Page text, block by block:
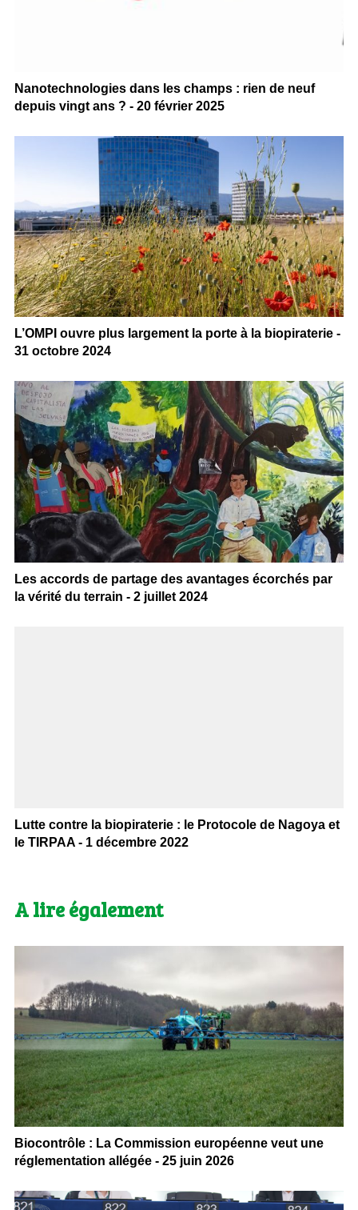
Nanotechnologies dans les champs : rien de neuf
depuis vingt ans ? - 20 février 2025
L’OMPI ouvre plus largement la porte à la biopiraterie -
31 octobre 2024
Les accords de partage des avantages écorchés par
la vérité du terrain - 2 juillet 2024
Lutte contre la biopiraterie : le Protocole de Nagoya et
le TIRPAA - 1 décembre 2022
A lire également
Biocontrôle : La Commission européenne veut une
réglementation allégée - 25 juin 2026